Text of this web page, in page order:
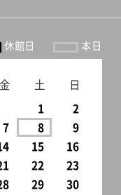
休館日 本日
金 土 日
1
2
7 8
9
15
16
22
23
29
30